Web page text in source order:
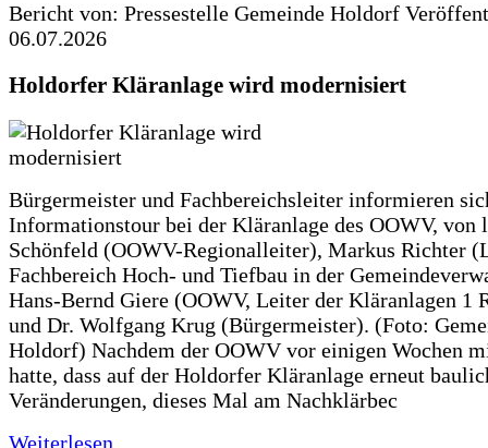
Bericht von: Pressestelle Gemeinde Holdorf
06.07.2026
Holdorfer Kläranlage wird modernisiert
Bürgermeister und Fachbereichsleiter informieren
Informationstour bei der Kläranlage des OOWV, von
Schönfeld (OOWV-Regionalleiter), Markus Richter
Fachbereich Hoch- und Tiefbau in der
Hans-Bernd Giere (OOWV, Leiter der Kläranlagen 1
und Dr. Wolfgang Krug (Bürgermeister). (Foto:
Holdorf) Nachdem der OOWV vor einigen Wochen
hatte, dass auf der Holdorfer Kläranlage erneut
Veränderungen, dieses Mal am Nachklärbec
Weiterlesen